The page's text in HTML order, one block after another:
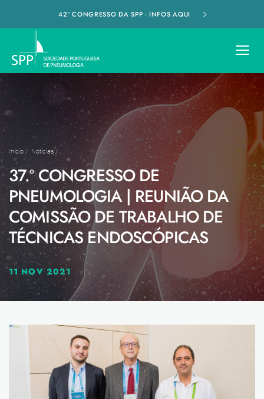
42º CONGRESSO DA SPP - INFOS AQUI
Início / Notícias/
37.º CONGRESSO DE
PNEUMOLOGIA | REUNIÃO DA
COMISSÃO DE TRABALHO DE
TÉCNICAS ENDOSCÓPICAS
11 NOV 2021